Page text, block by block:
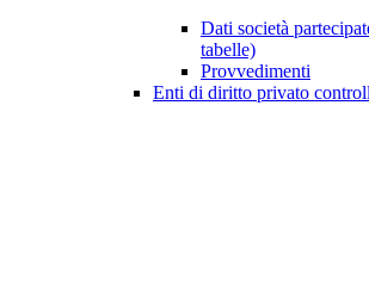
Dati società
tabelle)
Provvedimenti
Enti di diritto privato